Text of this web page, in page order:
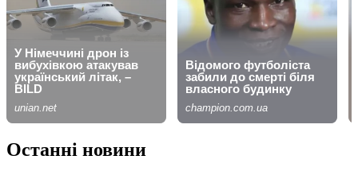
Останні новини